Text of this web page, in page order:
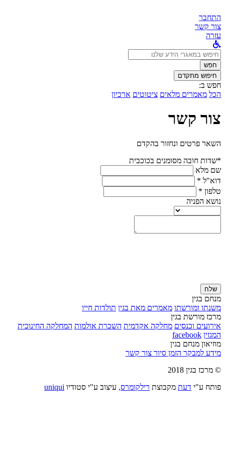
התחבר
צור קשר
עזרה
לחפש
ב:חפש
חיפוש מתקדם
חפש ב:
הכל מאמרים מלאים ציטוטים ארכיון
צור קשר
השאר פרטים ונחזור בהקדם
*שדות חובה מסומנים בכוכבית
שם מלא
דוא"ל *
טלפון *
נושא הפניה
שלח
מנחם בגין
משנתו ומורשתו מאמרים מאת בגין תולדות חייו
מרכז מורשת בגין
אירועים וכנסים מחלקה אקדמית השכרת אולמות המחלקה החינוכית
המגזין facebook
מוזיאון מנחם בגין
מידע למבקר הזמן סיור צור קשר
© מרכז בגין 2018
פותח ע"י דעת מקבוצת רילקומרס, עיצוב ע"י סטודיו uniqui